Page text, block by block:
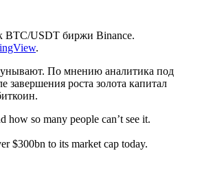
BTC/USDT биржи Binance.
.
По мнению аналитика под
завершения роста золота капитал
how so many people can’t see it.
$300bn to its market cap today.